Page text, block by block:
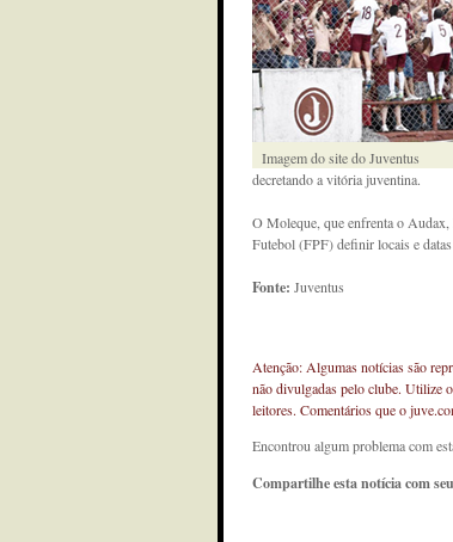
Imagem do site do Juventus
decretando a vitória juventina.
O Moleque, que enfrenta o Audax,
Futebol (FPF) definir locais e
Fonte: Juventus
Atenção: Algumas notícias são
não divulgadas pelo clube. Utilize
leitores. Comentários que o
Encontrou algum problema com
Compartilhe esta notícia com